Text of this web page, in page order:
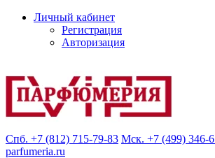
Личный кабинет
Регистрация
Авторизация
Спб. +7 (812) 715-79-83 Мск. +7 (499) 346-
parfumeria.ru